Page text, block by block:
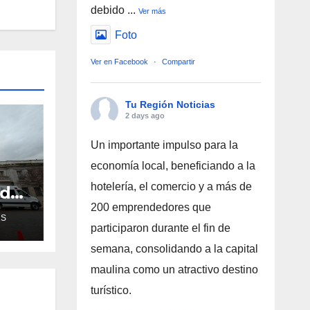
debido ... Ver más
Foto
Ver en Facebook · Compartir
Tu Región Noticias
2 days ago
Un importante impulso para la
economía local, beneficiando a la
hotelería, el comercio y a más de
200 emprendedores que
participaron durante el fin de
semana, consolidando a la capital
maulina como un atractivo destino
turístico.